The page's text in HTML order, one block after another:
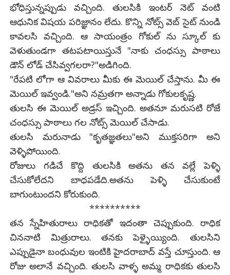
భోధిస్తున్నప్పుడు వచ్చింది. తులసికి ఇంటర్ నెట్ వంటి
ఆధునిక విషయ పరిజ్ఞానం లేదు. కొన్ని నోట్స్ వెబ్ సైట్ నుండి
కావలసి వచ్చింది. ఆ సాయంత్రం గోకుల్ ను స్కూల్ కు
వెళుతుండగా తటపటాయిస్తునే "నాకు చంధస్సు పాఠాలు
డౌన్ లోడ్ చేసివ్వగలరా?"అడిగింది.
"రేపటి లోగా ఆ వివరాలు మీకు ఈ మెయిల్ చేస్తాను. మీ ఈ
మెయిల్ ఇవ్వండి."అని నమ్రతగా అన్నాడు గోకులకృష్ణ.
తులసి ఈ మెయిల్ అడ్రస్ ఇచ్చింది. అతనూ మరుసటి రోజే
చంధస్సు పాఠాలు గల నోట్స్ మెయిల్ చేసాడు.
తులసి మరునాడు "కృతజ్ఞతలు"అని ముక్తసరిగా అని
వెళ్ళిపోయింది.
రోజులు గడిచే కొద్ది తులసికి అతను తన వల్లే పెళ్ళి
చేసుకోలేదని బాధపడేది.అతను పెళ్ళి చేసుకుంటే
బాగుంటుందని కోరుకుంది.
**********
తన స్నేహితురాలు రాధికతో ఇదంతా చెప్పుకుంది. రాధిక
చిననాటి మిత్రురాలు. తనకు పెళ్ళైయ్యింది. తులసిని
ఎప్పుడైనా బంధువుల ఇంటికి హైదరాబాద్ వస్తే చూస్తుంది. ఆ
రోజు అలానే వచ్చింది. తులసి వాళ్ళ అమ్మ రాధికకు తులసి